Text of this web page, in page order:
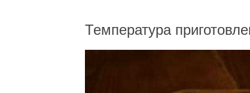
Температура